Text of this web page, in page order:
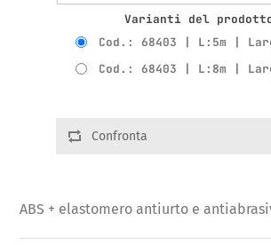
Varianti del
Cod.: 68403 | L:5m |
Cod.: 68403 | L:8m |
Confronta
ABS + elastomero antiurto e